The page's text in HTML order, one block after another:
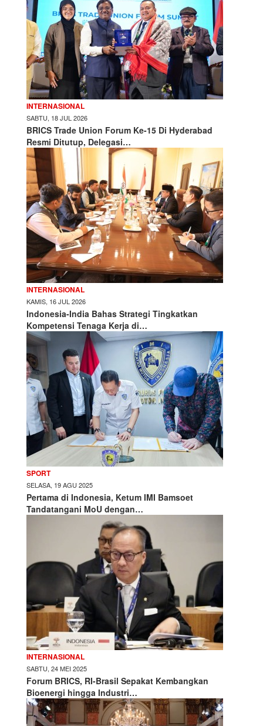
INTERNASIONAL
SABTU, 18 JUL 2026
BRICS Trade Union Forum Ke-15 Di Hyderabad
Resmi Ditutup, Delegasi…
INTERNASIONAL
KAMIS, 16 JUL 2026
Indonesia-India Bahas Strategi Tingkatkan
Kompetensi Tenaga Kerja di…
SPORT
SELASA, 19 AGU 2025
Pertama di Indonesia, Ketum IMI Bamsoet
Tandatangani MoU dengan…
INTERNASIONAL
SABTU, 24 MEI 2025
Forum BRICS, RI-Brasil Sepakat Kembangkan
Bioenergi hingga Industri…